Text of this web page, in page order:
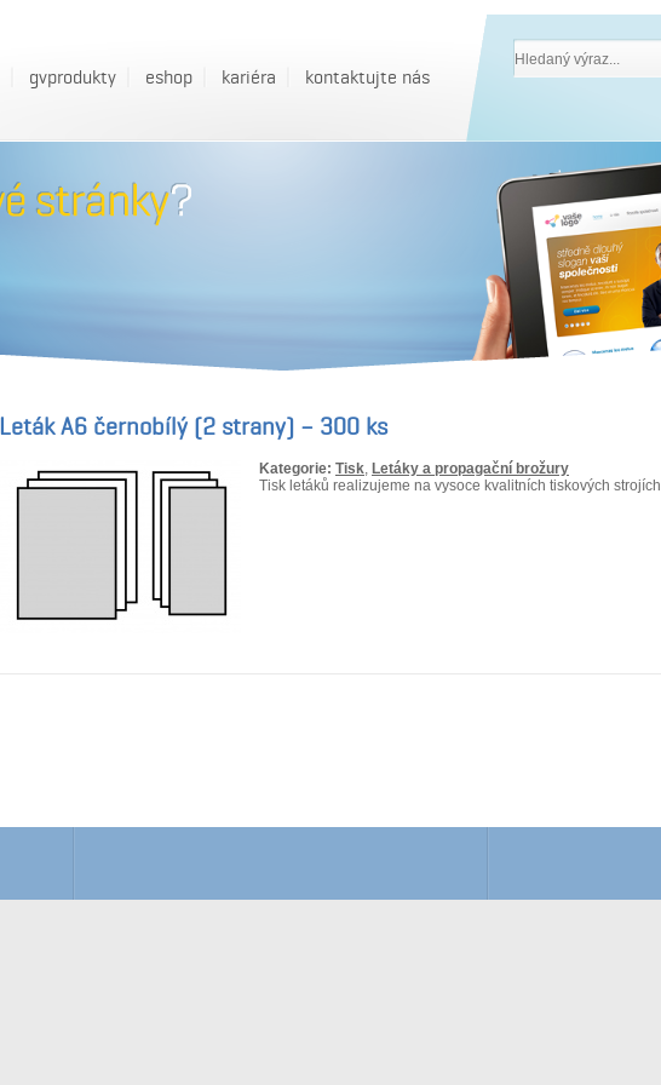
gvprodukty eshop kariéra kontaktujte nás
Leták A6 černobílý (2 strany) – 300 ks
Kategorie: Tisk Letáky a propagační brožury
Tisk letáků realizujeme na vysoce kvalitních tiskových strojích.